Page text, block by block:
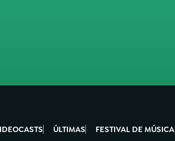
ÚLTIMAS FESTIVAL DE MÚSICA